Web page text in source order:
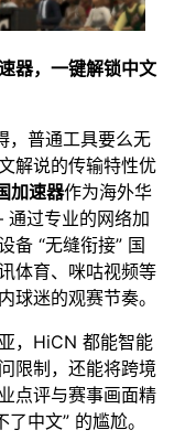
器，一键解锁中文
，普通工具要么无
解说的传输特性优
加速器作为海外华
过专业的网络加
备 “无缝衔接” 国
体育、咪咕视频等
球迷的观赛节奏。​
，HiCN 都能智能
限制，还能将跨境
点评与赛事画面精
中文” 的尴尬。​